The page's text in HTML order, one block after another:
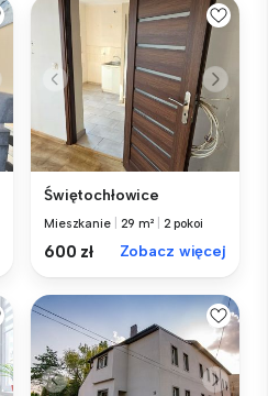
Świętochłowice
Mieszkanie 29 m² 2 pokoi
600 zł Zobacz więcej